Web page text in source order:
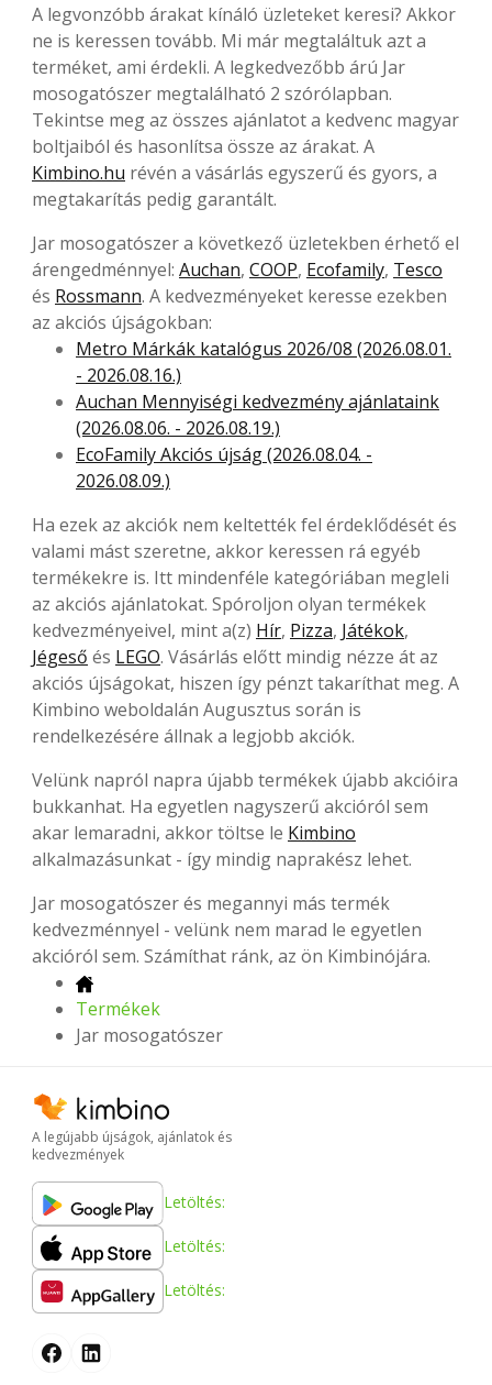
A legvonzóbb árakat kínáló üzleteket keresi? Akkor
ne is keressen tovább. Mi már megtaláltuk azt a
terméket, ami érdekli. A legkedvezőbb árú Jar
mosogatószer megtalálható 2 szórólapban.
Tekintse meg az összes ajánlatot a kedvenc magyar
boltjaiból és hasonlítsa össze az árakat. A
Kimbino.hu révén a vásárlás egyszerű és gyors, a
megtakarítás pedig garantált.
Jar mosogatószer a következő üzletekben érhető el
árengedménnyel: Auchan, COOP, Ecofamily, Tesco
és Rossmann. A kedvezményeket keresse ezekben
az akciós újságokban:
Metro Márkák katalógus 2026/08 (2026.08.01.
- 2026.08.16.)
Auchan Mennyiségi kedvezmény ajánlataink
(2026.08.06. - 2026.08.19.)
EcoFamily Akciós újság (2026.08.04. -
2026.08.09.)
Ha ezek az akciók nem keltették fel érdeklődését és
valami mást szeretne, akkor keressen rá egyéb
termékekre is. Itt mindenféle kategóriában megleli
az akciós ajánlatokat. Spóroljon olyan termékek
kedvezményeivel, mint a(z) Hír, Pizza, Játékok,
Jégeső és LEGO. Vásárlás előtt mindig nézze át az
akciós újságokat, hiszen így pénzt takaríthat meg. A
Kimbino weboldalán Augusztus során is
rendelkezésére állnak a legjobb akciók.
Velünk napról napra újabb termékek újabb akcióira
bukkanhat. Ha egyetlen nagyszerű akcióról sem
akar lemaradni, akkor töltse le Kimbino
alkalmazásunkat - így mindig naprakész lehet.
Jar mosogatószer és megannyi más termék
kedvezménnyel - velünk nem marad le egyetlen
akcióról sem. Számíthat ránk, az ön Kimbinójára.
Termékek
Jar mosogatószer
A legújabb újságok, ajánlatok és
kedvezmények
Letöltés:
Letöltés:
Letöltés: